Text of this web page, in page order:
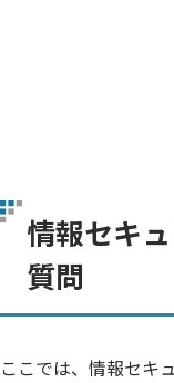
情報セキ
質問
ここでは、情報セキ